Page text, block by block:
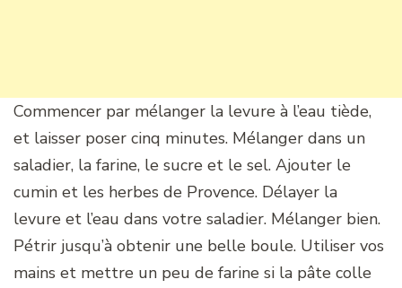
Commencer par mélanger la levure à l’eau tiède,
et laisser poser cinq minutes. Mélanger dans un
saladier, la farine, le sucre et le sel. Ajouter le
cumin et les herbes de Provence. Délayer la
levure et l’eau dans votre saladier. Mélanger bien.
Pétrir jusqu’à obtenir une belle boule. Utiliser vos
mains et mettre un peu de farine si la pâte colle